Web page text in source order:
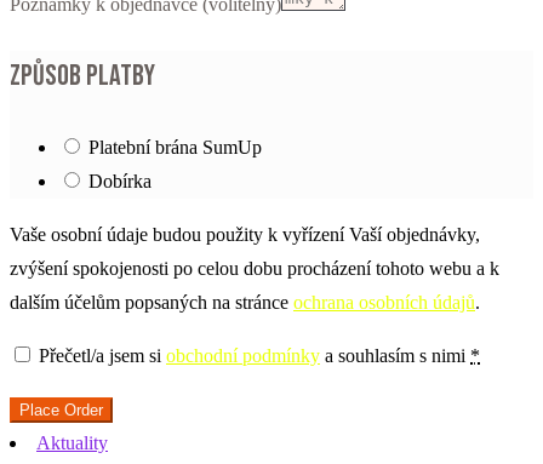
Způsob platby
Platební brána SumUp
Dobírka
Vaše osobní údaje budou použity k vyřízení Vaší objednávky,
zvýšení spokojenosti po celou dobu procházení tohoto webu a k
dalším účelům popsaných na stránce ochrana osobních údajů.
Přečetl/a jsem si obchodní podmínky a souhlasím s nimi *
Place Order
Aktuality